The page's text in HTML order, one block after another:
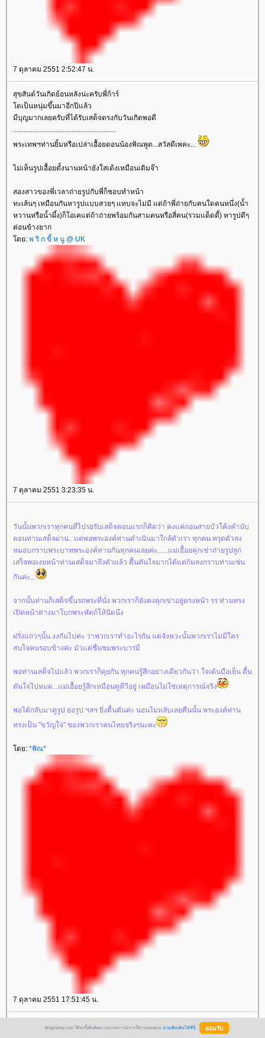
7 ตุลาคม 2551 2:52:47 น.
สุขสันต์วันเกิดย้อนหลังน่ะครับพี่ก้าร์
โตเป็นหนุ่มขึ้นมาอีกปีแล้ว
มีบุญมากเลยครับที่ได้รับเสด็จตรงกับวันเกิดพอดี
..........................................................
พระเทพฯท่านยิ้มหรือเปล่าเอื้อยตอนน้องพิณพูด...สวัสดีเพคะ...
ไม่เห็นรูปเอื้อยตั้งนานหน้ายังใสเด้งเหมือนเดิมจ๊า
สองสาวของพี่เวลาถ่ายรูปกับพี่ก็ชอบทำหน้า
ทะเล้นๆ เหมือนกันหารูปแบบสวยๆ แทบจะไม่มี แต่ถ้าพี่ถ่ายกับคนใดคนหนึ่ง(น้ำ
หวานหรือน้ำผึ้ง)ก็โอเคแต่ถ้าถ่ายพร้อมกันสามคนหรือสี่คน(รวมแด็ดดี้) หารูปดีๆ
ค่อนข้างยาก
โดย: พ ริ ก ขี้ ห นู @ UK
7 ตุลาคม 2551 3:23:35 น.
วันนั้นพวกเราทุกคนที่ไปรอรับเสด็จตอนแรกก็คิดว่า คงแค่ถอนสายบัวโค้งคำนับ
ตอนท่านเสด็จผ่าน...แต่พอพระองค์ท่านดำเนินมาใกล้ตัวเรา ทุกคน ทรุดตัวลง
หมอบกราบพระบาทพระองค์ท่านกันทุกคนเลยค่ะ......แม่เอื้อยคุกเข่าถ่ายรูปลูก
เสร็จพอเงยหน้าท่านเสด็จมาถึงตัวแล้ว ตื้นตันใจมากได้แต่ก้มลงกราบท่านเช่น
กันค่ะ...
จากนั้นท่านก็เสด็จขึ้นรถพระที่นั่ง พวกเราก็ยังคงคุกเข่าอยู่ตรงหน้า รร ท่านทรง
เปิดหน้าต่างมาโบกพระหัตถ์ให้นิดนึง
ฝรั่งแถวๆนั้น งงกันไปค่ะ ว่าพวกเราทำอะไรกัน แต่จังหวะนั้นพวกเราไม่มีใคร
สนใจคนรอบข้างค่ะ มัวแต่ชื่นชมพระบารมี
พอท่านเสด็จไปแล้ว พวกเราก็คุยกัน ทุกคนรู้สึกอย่างเดียวกันว่า ใจเต้นมือเย็น ตื้น
ตันใจไปหมด...แม่เอื้อยรู้สึกเหมือนดูทีวีอยู่ เหมือนไม่ใช่เหตุการณ์จริง
พอได้กลับมาดูรูป ย่อรูป ฯลฯ ยิ่งตื้นตันค่ะ นอนไม่หลับเลยคืนนั้น พระองค์ท่าน
ทรงเป็น "ขวัญใจ" ของพวกเราคนไทยจริงๆนะคะ
โดย: *พิณ*
7 ตุลาคม 2551 17:51:45 น.
ขอบคุณทุกๆ คนที่มาอวยพรวันเกิดลูกชายนะคะ...เป็นวันเกิดที่ลูกชายคงจะจดจำ
BlogGang.com ใช้คุกกี้เพื่อพัฒนาประสบการณ์การใช้งานของคุณ อ่านเพิ่มเติมได้ที่นี่